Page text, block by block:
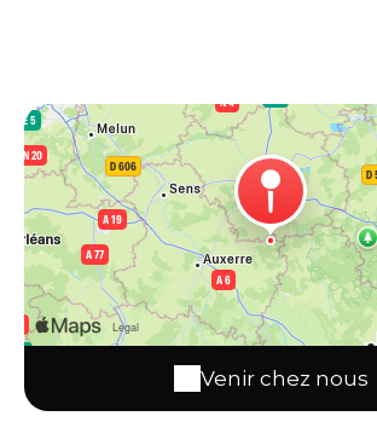
Venir chez nous